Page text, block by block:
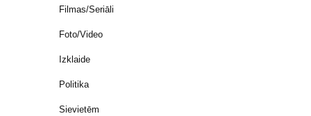
Filmas/Seriāli
Foto/Video
Izklaide
Politika
Sievietēm